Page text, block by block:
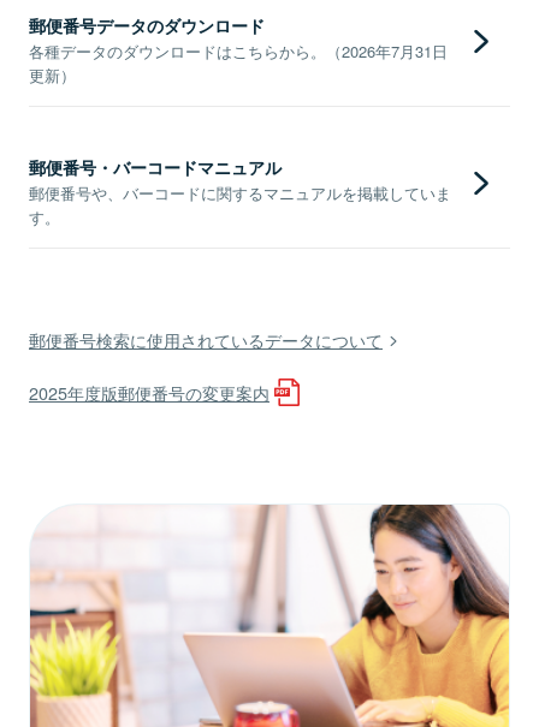
郵便番号データのダウンロード
各種データのダウンロードはこちらから。（2026年7月31日
更新）
郵便番号・バーコードマニュアル
郵便番号や、バーコードに関するマニュアルを掲載していま
す。
郵便番号検索に使用されているデータについて
2025年度版郵便番号の変更案内